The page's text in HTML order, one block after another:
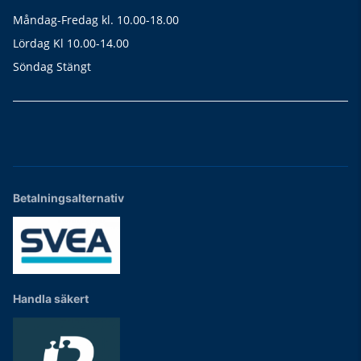
Måndag-Fredag kl. 10.00-18.00
Lördag Kl 10.00-14.00
Söndag Stängt
Betalningsalternativ
Handla säkert